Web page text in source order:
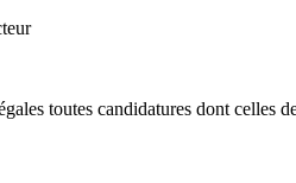
toutes candidatures dont celles